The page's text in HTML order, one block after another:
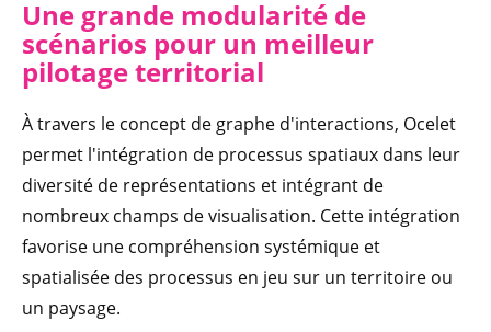
Une grande modularité de
scénarios pour un meilleur
pilotage territorial
À travers le concept de graphe d'interactions, Ocelet
permet l'intégration de processus spatiaux dans leur
diversité de représentations et intégrant de
nombreux champs de visualisation. Cette intégration
favorise une compréhension systémique et
spatialisée des processus en jeu sur un territoire ou
un paysage.